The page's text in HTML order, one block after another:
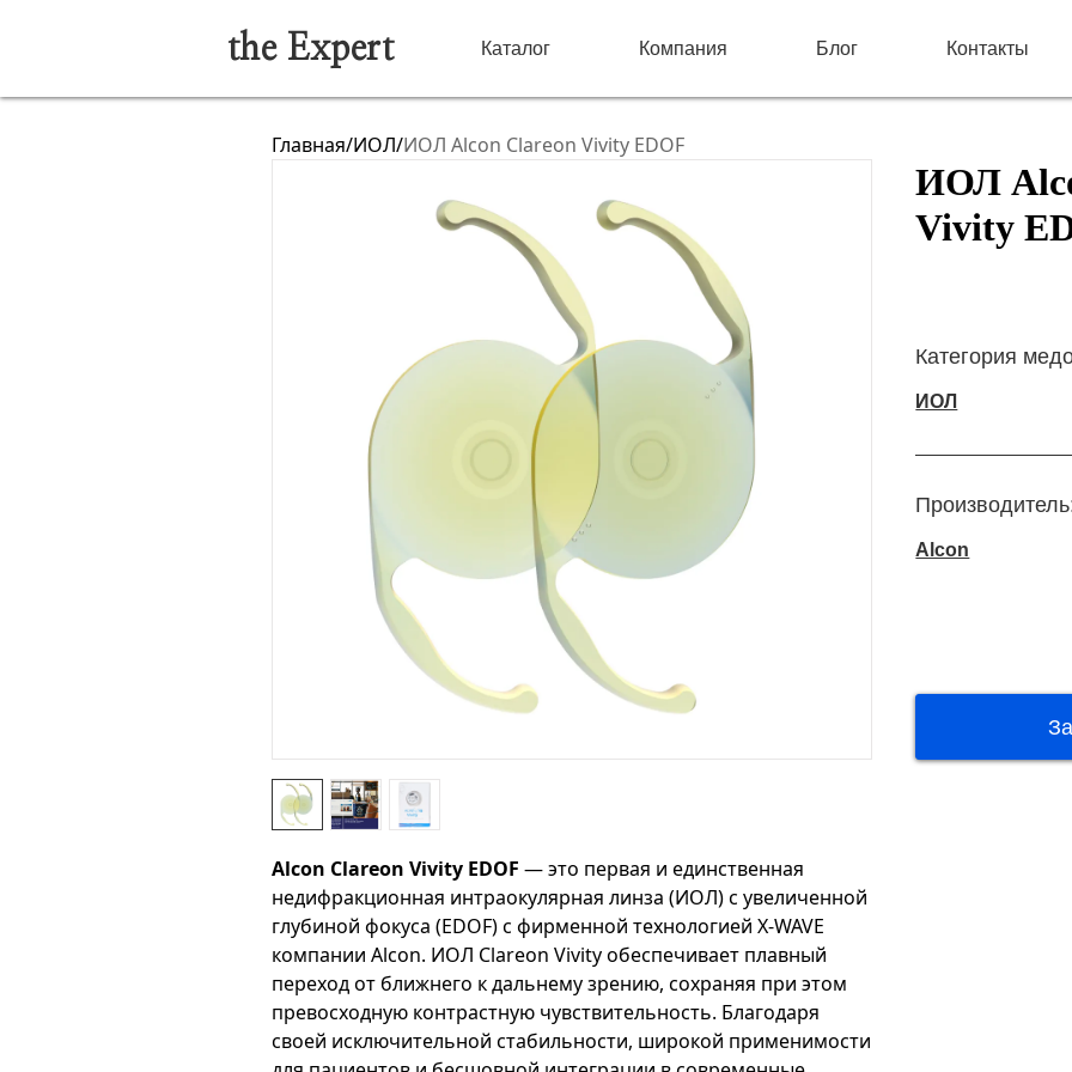
the Expert Каталог Компания Блог Контакты
Главная/ИОЛ/ИОЛ Alcon Clareon Vivity EDOF
ИОЛ
Vivity
Категория
ИОЛ
Alcon
Alcon Clareon Vivity EDOF — это первая и единственная
недифракционная интраокулярная линза (ИОЛ) с увеличенной
глубиной фокуса (EDOF) с фирменной технологией X-WAVE
компании Alcon. ИОЛ Clareon Vivity обеспечивает плавный
переход от ближнего к дальнему зрению, сохраняя при этом
превосходную контрастную чувствительность. Благодаря
своей исключительной стабильности, широкой применимости